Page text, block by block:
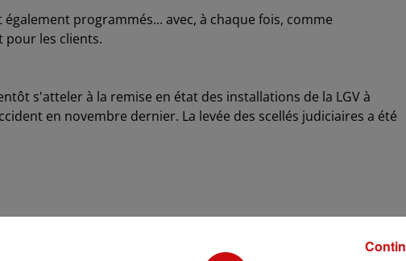
programmés... avec, à chaque fois, comme
les clients.
s'atteler à la remise en état des installations de la LGV à
en novembre dernier. La levée des scellés judiciaires a été